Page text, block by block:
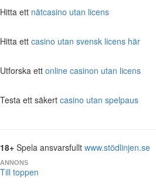
Hitta ett nätcasino utan licens
Hitta ett casino utan svensk licens här
Utforska ett online casinon utan licens
Testa ett säkert casino utan spelpaus
18+ Spela ansvarsfullt www.stödlinjen.se
ANNONS
Till toppen